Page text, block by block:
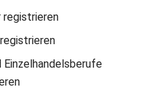
registrieren
Einzelhandelsberufe